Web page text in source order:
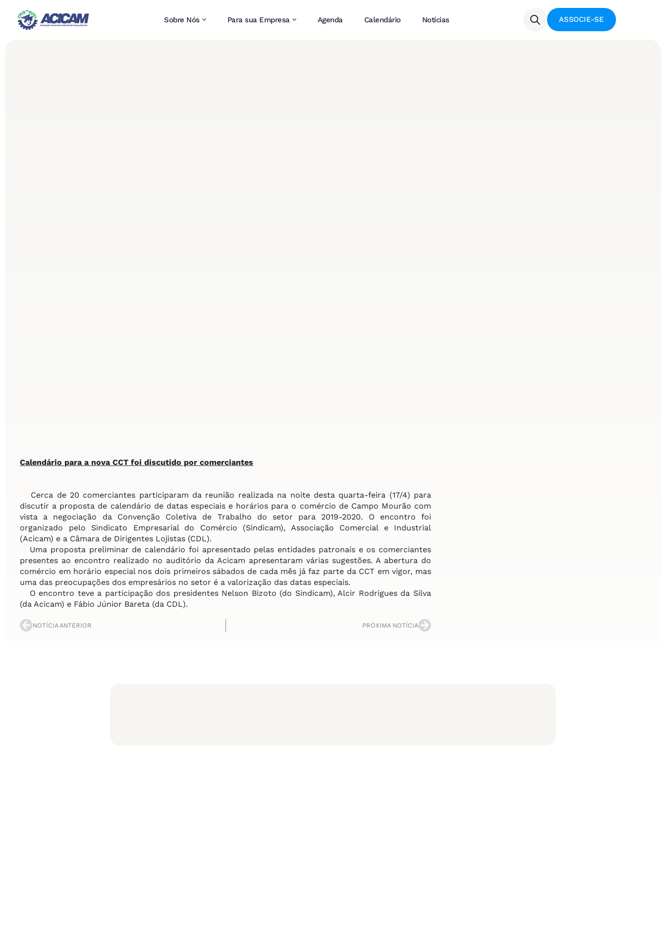
Sobre Nós Para sua Empresa Agenda Calendário Notícias ASSOCIE-SE
Calendário para a nova CCT foi discutido por comerciantes
Cerca de 20 comerciantes participaram da reunião realizada na noite desta quarta-feira (17/4) para
discutir a proposta de calendário de datas especiais e horários para o comércio de Campo Mourão com
vista a negociação da Convenção Coletiva de Trabalho do setor para 2019-2020. O encontro foi
organizado pelo Sindicato Empresarial do Comércio (Sindicam), Associação Comercial e Industrial
(Acicam) e a Câmara de Dirigentes Lojistas (CDL).
Uma proposta preliminar de calendário foi apresentado pelas entidades patronais e os comerciantes
presentes ao encontro realizado no auditório da Acicam apresentaram várias sugestões. A abertura do
comércio em horário especial nos dois primeiros sábados de cada mês já faz parte da CCT em vigor, mas
uma das preocupações dos empresários no setor é a valorização das datas especiais.
O encontro teve a participação dos presidentes Nelson Bizoto (do Sindicam), Alcir Rodrigues da Silva
(da Acicam) e Fábio Júnior Bareta (da CDL).
NOTÍCIA ANTERIOR PRÓXIMA NOTÍCIA